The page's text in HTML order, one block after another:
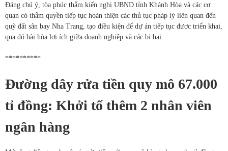
Đáng chú ý, tòa phúc thẩm kiến nghị UBND tỉnh Khánh Hòa và các cơ
quan có thẩm quyền tiếp tục hoàn thiện các thủ tục pháp lý liên quan đến
quỹ đất sân bay Nha Trang, tạo điều kiện để dự án tiếp tục được triển khai,
qua đó hài hòa lợi ích giữa doanh nghiệp và các bị hại.
**********
Đường dây rửa tiền quy mô 67.000
tỉ đồng: Khởi tố thêm 2 nhân viên
ngân hàng